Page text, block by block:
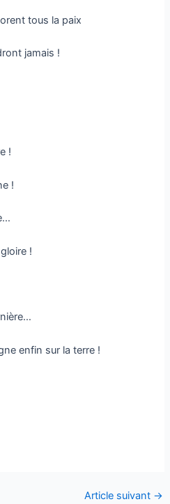
tous la paix
jamais !
!
!
!
enfin sur la terre !
Article suivant →